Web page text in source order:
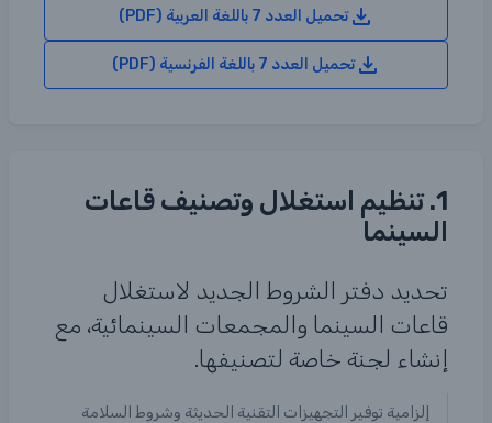
تحميل العدد 7 باللغة العربية (PDF)
تحميل العدد 7 باللغة الفرنسية (PDF)
1. تنظيم استغلال وتصنيف قاعات
السينما
تحديد دفتر الشروط الجديد لاستغلال
قاعات السينما والمجمعات السينمائية، مع
إنشاء لجنة خاصة لتصنيفها.
إلزامية توفير التجهيزات التقنية الحديثة وشروط السلامة